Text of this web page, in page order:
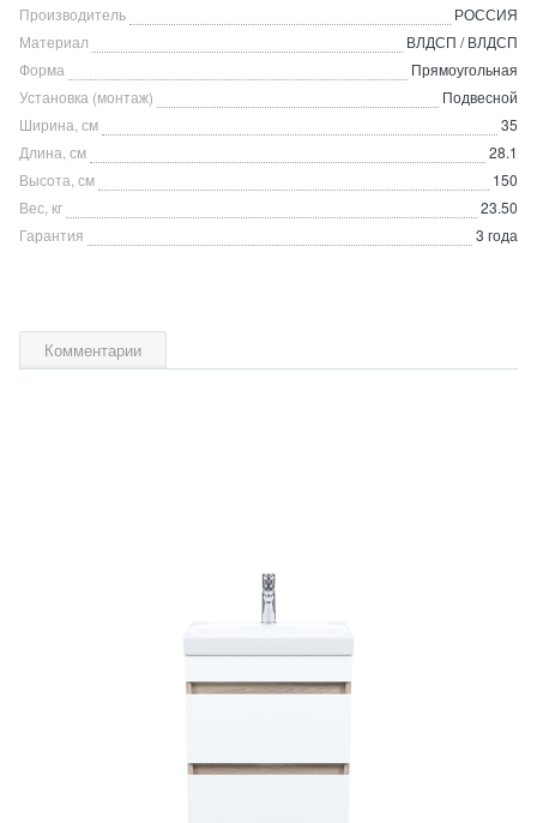
Производитель
РОССИЯ
Материал
ВЛДСП / ВЛДСП
Форма
Прямоугольная
Установка (монтаж)
Подвесной
Ширина, см
35
Длина, см
28.1
Высота, см
150
Вес, кг
23.50
Гарантия
3 года
Комментарии